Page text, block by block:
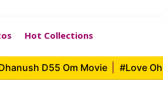
Hot Collections
D55 Om Movie #Love